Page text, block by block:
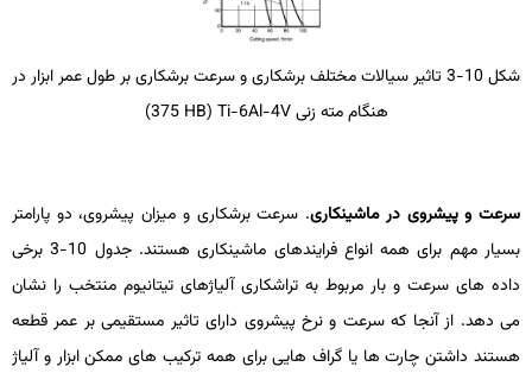
شکل 10-3 تاثیر سیالات مختلف برشکاری و سرعت برشکاری بر طول عمر ابزار در
هنگام مته ­زنیTi-6Al-4V
(
HB
375)
سرعت و پیشروی در ماشین­کاری. سرعت برشکاری و میزان پیشروی، دو پارامتر
بسیار مهم برای همه انواع فرایندهای ماشین­کاری هستند. جدول 10-3 برخی
داده­ های سرعت و بار مربوط به تراشکاری آلیاژهای تیتانیوم منتخب را نشان
می­ دهد. از آنجا که سرعت و نرخ پیشروی دارای تاثیر مستقیمی بر عمر قطعه
هستند داشتن چارت­ ها یا گراف­ هایی برای همه ترکیب ­های ممکن ابزار و آلیاژ